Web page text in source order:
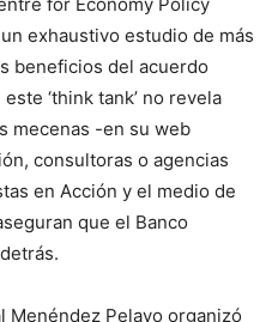
exhaustivo estudio de más
beneficios del acuerdo
‘think tank’ no revela
mecenas -en su web
consultoras o agencias
en Acción y el medio de
que el Banco
Menéndez Pelayo organizó